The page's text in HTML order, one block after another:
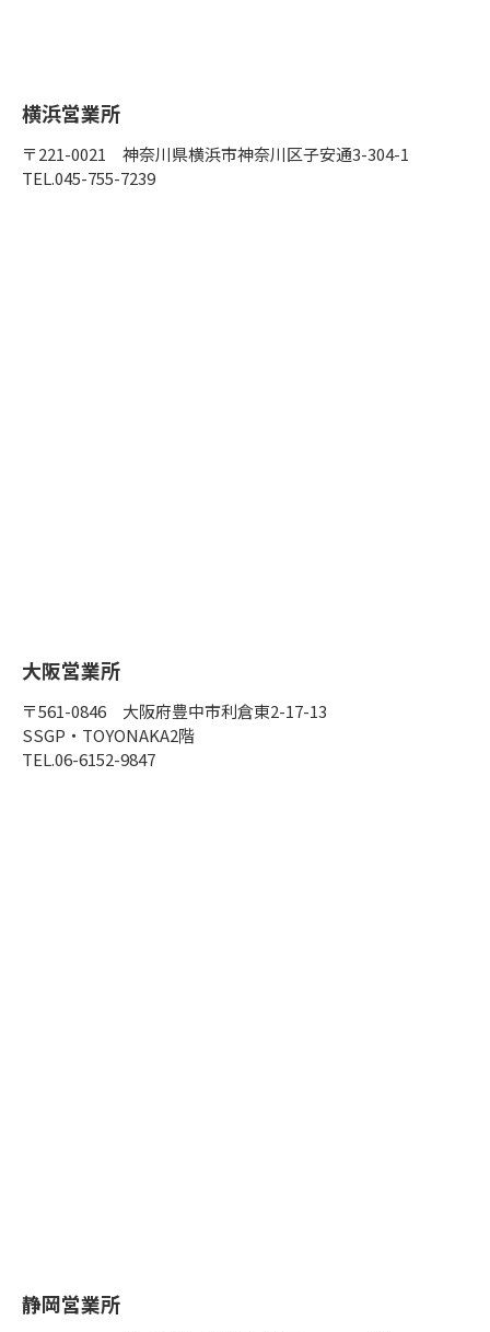
横浜営業所
〒221-0021 神奈川県横浜市神奈川区子安通3-304-1
TEL.045-755-7239
大阪営業所
〒561-0846 大阪府豊中市利倉東2-17-13
SSGP・TOYONAKA2階
TEL.06-6152-9847
静岡営業所